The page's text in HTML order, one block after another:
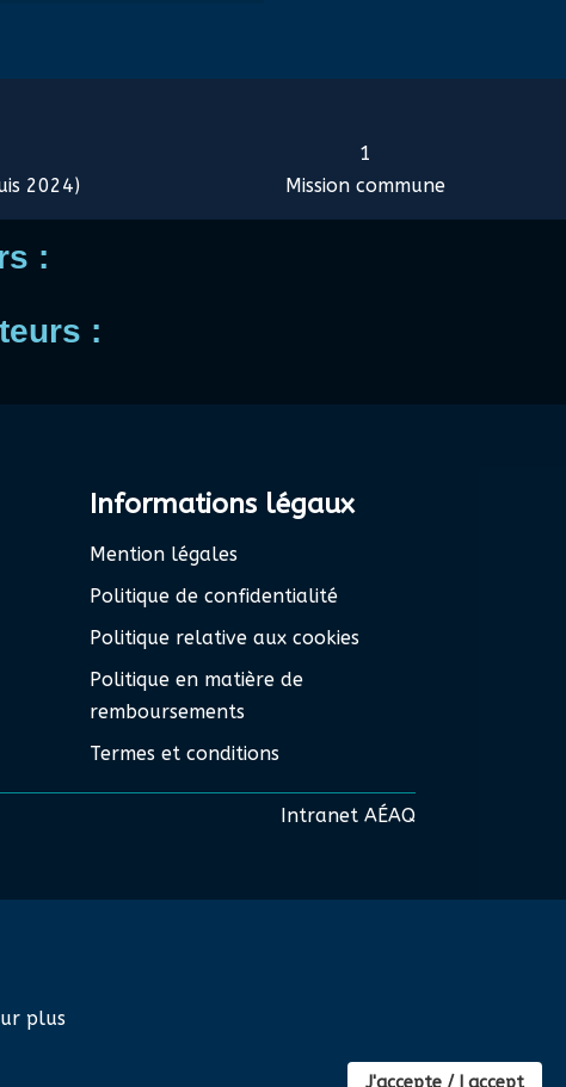
2024)
1
Mission commune
:
:
Informations légaux
Mention légales
Politique de confidentialité
Politique relative aux cookies
Politique en matière de
remboursements
Termes et conditions
Intranet AÉAQ
plus
J'accepte / I accept